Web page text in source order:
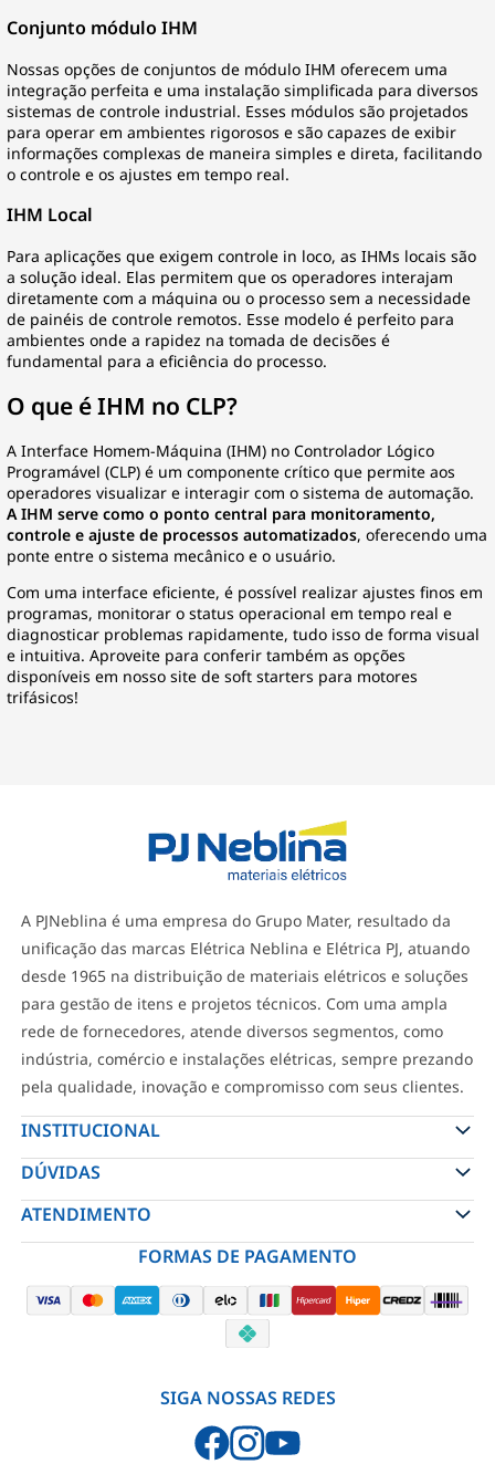
Conjunto módulo IHM
Nossas opções de conjuntos de módulo IHM oferecem uma
integração perfeita e uma instalação simplificada para diversos
sistemas de controle industrial. Esses módulos são projetados
para operar em ambientes rigorosos e são capazes de exibir
informações complexas de maneira simples e direta, facilitando
o controle e os ajustes em tempo real.
IHM Local
Para aplicações que exigem controle in loco, as IHMs locais são
a solução ideal. Elas permitem que os operadores interajam
diretamente com a máquina ou o processo sem a necessidade
de painéis de controle remotos. Esse modelo é perfeito para
ambientes onde a rapidez na tomada de decisões é
fundamental para a eficiência do processo.
O que é IHM no CLP?
A Interface Homem-Máquina (IHM) noControlador Lógico
Programável (CLP) é um componente crítico que permite aos
operadores visualizar e interagir com o sistema de automação.
A IHM serve como o ponto central para monitoramento,
controle e ajuste de processos automatizados, oferecendo uma
ponte entre o sistema mecânico e o usuário.
Com uma interface eficiente, é possível realizar ajustes finos em
programas, monitorar o status operacional em tempo real e
diagnosticar problemas rapidamente, tudo isso de forma visual
e intuitiva. Aproveite para conferir também as opções
disponíveis em nosso site desoft starters para motores
trifásicos!
A PJNeblina é uma empresa do Grupo Mater, resultado da
unificação das marcas Elétrica Neblina e Elétrica PJ, atuando
desde 1965 na distribuição de materiais elétricos e soluções
para gestão de itens e projetos técnicos. Com uma ampla
rede de fornecedores, atende diversos segmentos, como
indústria, comércio e instalações elétricas, sempre prezando
pela qualidade, inovação e compromisso com seus clientes.
INSTITUCIONAL
DÚVIDAS
ATENDIMENTO
FORMAS DE PAGAMENTO
SIGA NOSSAS REDES